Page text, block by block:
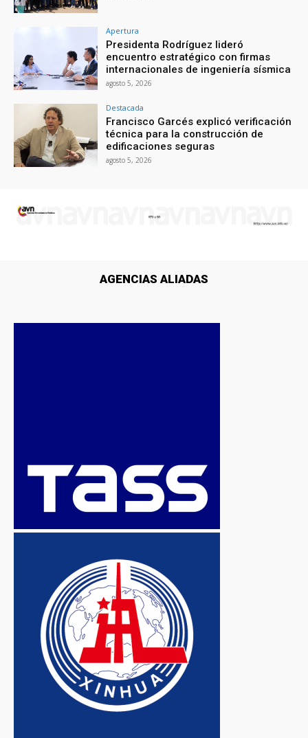
Apertura
Presidenta Rodríguez lideró
encuentro estratégico con firmas
internacionales de ingeniería sísmica
agosto 5, 2026
Destacada
Francisco Garcés explicó verificación
técnica para la construcción de
edificaciones seguras
agosto 5, 2026
AGENCIAS ALIADAS